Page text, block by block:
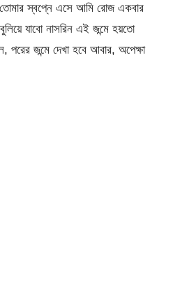
স্বপ্নে এসে আমি রোজ একবার
যাবো নাসরিন এই জন্মে হয়তো
জন্মে দেখা হবে আবার, অপেক্ষা